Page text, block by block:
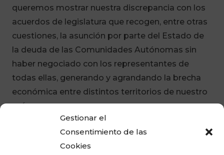
Gestionar el
Consentimiento de las
Cookies
queremos mostrar nuestra discrepancia con los
acuerdos de legislatura que recogen, entre otras
cuestiones, la asunción por parte del Estado de
la deuda de las Comunidades Autónomas sin
haber negociado con los representantes de
todas ellas, generando y agrandando la brecha
económica entre distintos territorios de nuestro
país.
Opinamos que estos acuerdos económicos